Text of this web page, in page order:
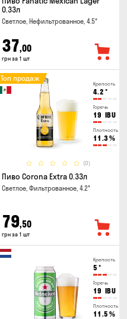
0.33л
Светлое, Нефильтрованное, 4.5°
37,00
грн за 1 шт
Крепость
4.2 °
Горечь
19 IBU
Плотность
11.3%
(0)
Топ продаж
Пиво Corona Extra 0.33л
Светлое, Фильтрованное, 4.2°
79,50
грн за 1 шт
Крепость
5 °
Горечь
19 IBU
Плотность
11.5 %